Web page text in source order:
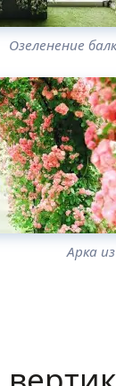
Озеленение
Арка